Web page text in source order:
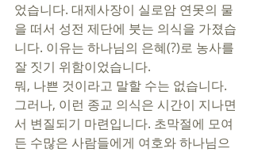
었습니다. 대제사장이 실로암 연못의 물
을 떠서 성전 제단에 붓는 의식을 가졌습
니다. 이유는 하나님의 은혜(?)로 농사를
잘 짓기 위함이었습니다.
뭐, 나쁜 것이라고 말할 수는 없습니다.
그러나, 이런 종교 의식은 시간이 지나면
서 변질되기 마련입니다. 초막절에 모여
든 수많은 사람들에게 여호와 하나님으